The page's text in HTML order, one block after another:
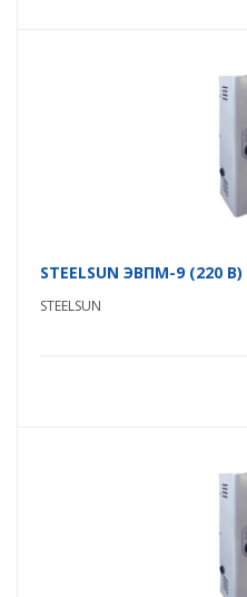
STEELSUN ЭВПМ-9 (220
STEELSUN